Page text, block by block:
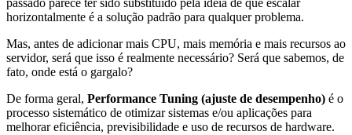
passado parece ter sido substituído pela ideia de que escalar
horizontalmente é a solução padrão para qualquer problema.
Mas, antes de adicionar mais CPU, mais memória e mais recursos ao
servidor, será que isso é realmente necessário? Será que sabemos, de
fato, onde está o gargalo?
De forma geral, Performance Tuning (ajuste de desempenho) é o
processo sistemático de otimizar sistemas e/ou aplicações para
melhorar eficiência, previsibilidade e uso de recursos de hardware.